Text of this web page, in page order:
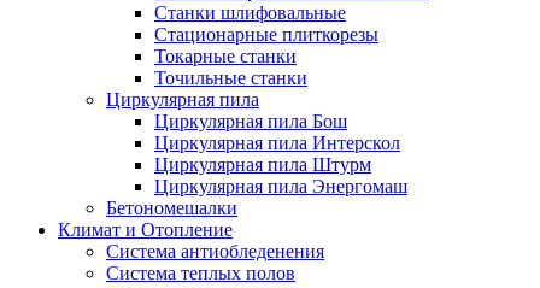
Станки шлифовальные
Стационарные плиткорезы
Токарные станки
Точильные станки
Циркулярная пила
Циркулярная пила Бош
Циркулярная пила Интерскол
Циркулярная пила Штурм
Циркулярная пила Энергомаш
Бетономешалки
Климат и Отопление
Система антиобледенения
Система теплых полов